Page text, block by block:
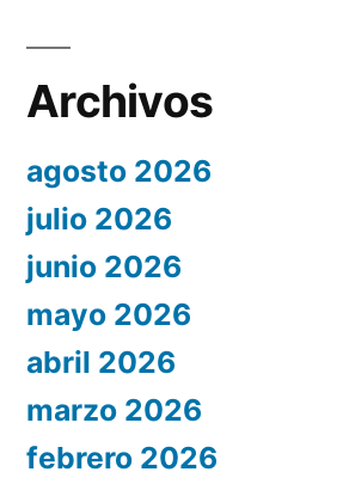
Archivos
agosto 2026
julio 2026
junio 2026
mayo 2026
abril 2026
marzo 2026
febrero 2026